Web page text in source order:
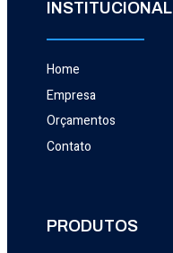
INSTITUCIONAL
Home
Empresa
Orçamentos
Contato
PRODUTOS